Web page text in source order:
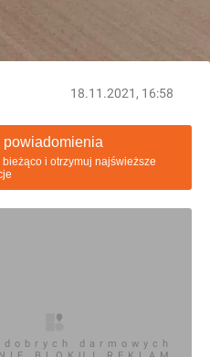
18.11.2021, 16:58
powiadomienia
bieżąco i otrzymuj najświeższe
dobrych darmowych